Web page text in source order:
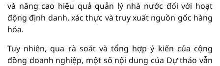
và nâng cao hiệu quả quản lý nhà nước đối với hoạt
động định danh, xác thực và truy xuất nguồn gốc hàng
hóa.
Tuy nhiên, qua rà soát và tổng hợp ý kiến của cộng
đồng doanh nghiệp, một số nội dung của Dự thảo vẫn